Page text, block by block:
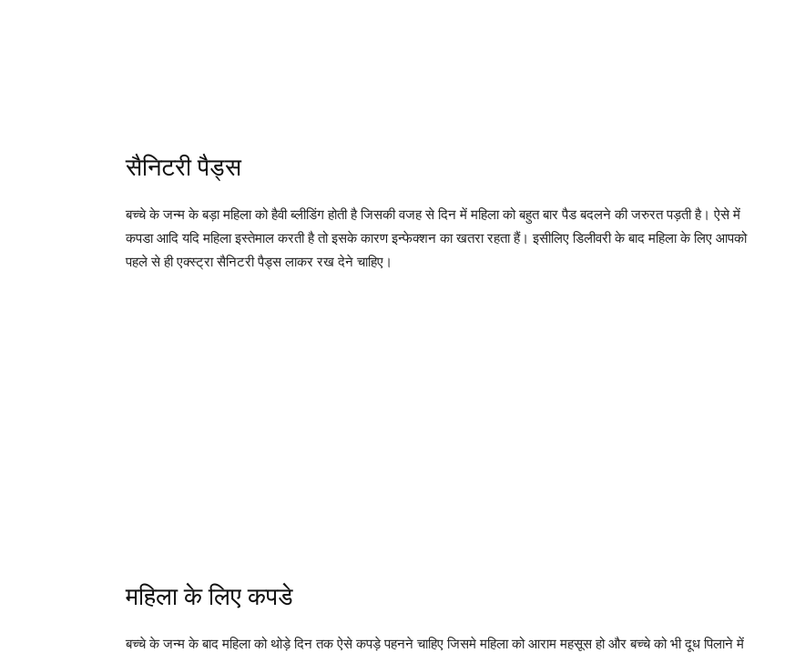
सैनिटरी पैड्स
बच्चे के जन्म के बड़ा महिला को हैवी ब्लीडिंग होती है जिसकी वजह से दिन में महिला को बहुत बार पैड बदलने की जरुरत पड़ती है। ऐसे में
कपडा आदि यदि महिला इस्तेमाल करती है तो इसके कारण इन्फेक्शन का खतरा रहता हैं। इसीलिए डिलीवरी के बाद महिला के लिए आपको
पहले से ही एक्स्ट्रा सैनिटरी पैड्स लाकर रख देने चाहिए।
महिला के लिए कपडे
बच्चे के जन्म के बाद महिला को थोड़े दिन तक ऐसे कपड़े पहनने चाहिए जिसमे महिला को आराम महसूस हो और बच्चे को भी दूध पिलाने में